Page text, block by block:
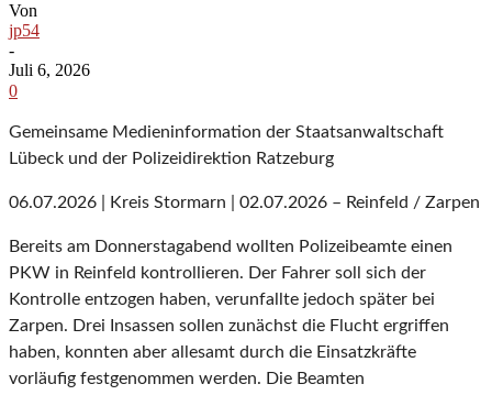
Von
jp54
-
Juli 6, 2026
0
Gemeinsame Medieninformation der Staatsanwaltschaft
Lübeck und der Polizeidirektion Ratzeburg
06.07.2026 | Kreis Stormarn | 02.07.2026 – Reinfeld / Zarpen
Bereits am Donnerstagabend wollten Polizeibeamte einen
PKW in Reinfeld kontrollieren. Der Fahrer soll sich der
Kontrolle entzogen haben, verunfallte jedoch später bei
Zarpen. Drei Insassen sollen zunächst die Flucht ergriffen
haben, konnten aber allesamt durch die Einsatzkräfte
vorläufig festgenommen werden. Die Beamten